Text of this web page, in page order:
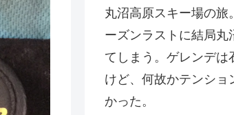
丸沼高原スキー場の旅
ーズンラストに結局丸
てしまう。ゲレンデは
けど、何故かテンショ
かった。